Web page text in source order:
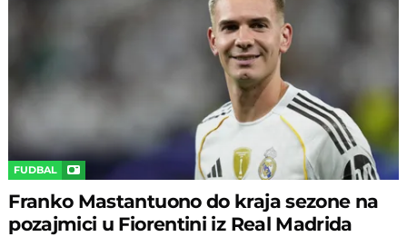
FUDBAL
Franko Mastantuono do kraja sezone na
pozajmici u Fiorentini iz Real Madrida